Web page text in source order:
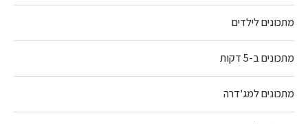
מתכונים לילדים
מתכונים ב-5 דקות
מתכונים למג'דרה